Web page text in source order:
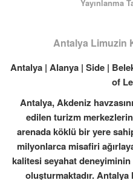
Yayınlanma
Antalya Limuzin
Antalya | Alanya | Side |
of
Antalya, Akdeniz
edilen turizm
arenada köklü bir yere
milyonlarca misafiri
kalitesi seyahat
oluşturmaktadır.